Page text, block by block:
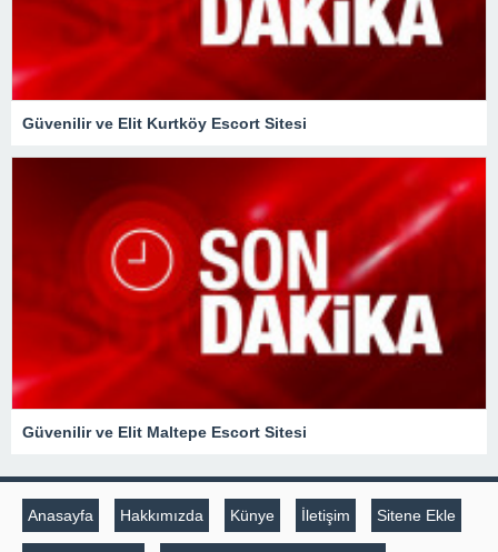
Güvenilir ve Elit Kurtköy Escort Sitesi
Güvenilir ve Elit Maltepe Escort Sitesi
Anasayfa Hakkımızda Künye İletişim Sitene Ekle